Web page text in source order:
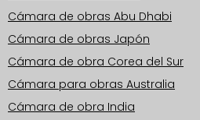
Cámara de obras Abu Dhabi
Cámara de obras Japón
Cámara de obra Corea del Sur
Cámara para obras Australia
Cámara de obra India